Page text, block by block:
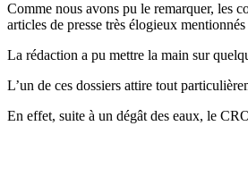
Comme nous avons pu le remarquer, les
articles de presse très élogieux mentionnés
La rédaction a pu mettre la main sur
L’un de ces dossiers attire tout
En effet, suite à un dégât des eaux, le